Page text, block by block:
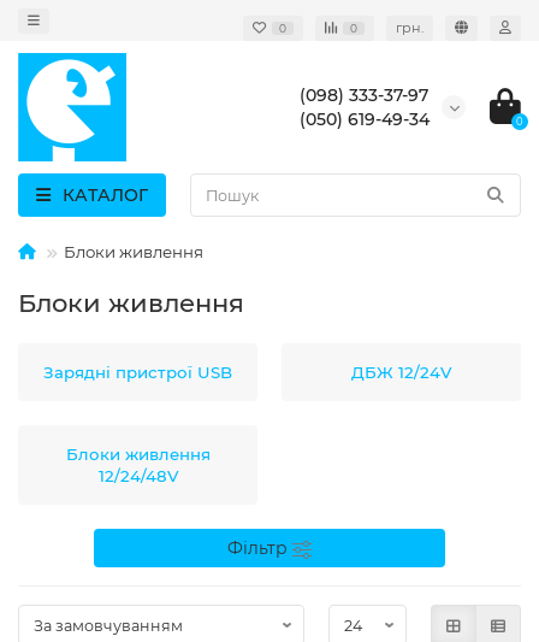
0 0 грн.
(098) 333-37-97
(050) 619-49-34
0
КАТАЛОГ
Блоки живлення
Блоки живлення
Зарядні пристрої USB ДБЖ 12/24V
Блоки живлення
12/24/48V
Фільтр